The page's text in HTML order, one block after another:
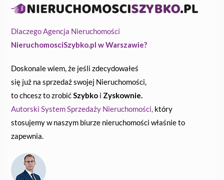
Dlaczego Agencja Nieruchomości
NieruchomosciSzybko.pl w Warszawie?
Doskonale wiem, że jeśli zdecydowałeś
się już na sprzedaż swojej Nieruchomości,
to chcesz to zrobićSzybko i Zyskownie.
Autorski System Sprzedaży Nieruchomości, który
stosujemy w naszym biurze nieruchomości właśnie to
zapewnia.